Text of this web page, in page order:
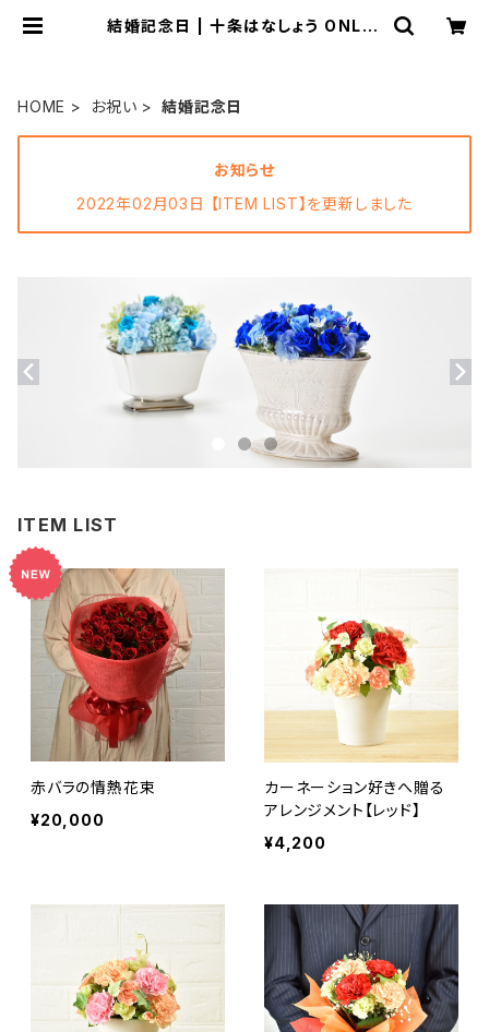
結婚記念日 | 十条はなしょう ONLIN
HOME お祝い 結婚記念日
お知らせ
2022年02月03日 【ITEM LIST】を更新しました
ITEM LIST
赤バラの情熱花束
¥20,000
カーネーション好きへ贈る
アレンジメント【レッド】
¥4,200